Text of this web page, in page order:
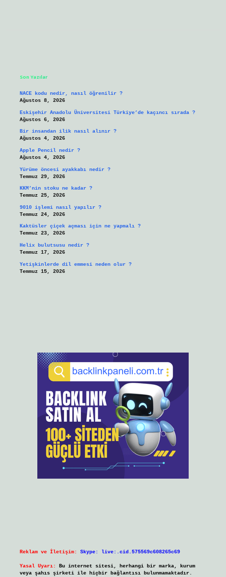
Son Yazılar
NACE kodu nedir, nasıl öğrenilir ?
Ağustos 8, 2026
Eskişehir Anadolu Üniversitesi Türkiye’de kaçıncı sırada ?
Ağustos 6, 2026
Bir insandan ilik nasıl alınır ?
Ağustos 4, 2026
Apple Pencil nedir ?
Ağustos 4, 2026
Yürüme öncesi ayakkabı nedir ?
Temmuz 29, 2026
KKM’nin stoku ne kadar ?
Temmuz 25, 2026
9010 işlemi nasıl yapılır ?
Temmuz 24, 2026
Kaktüsler çiçek açması için ne yapmalı ?
Temmuz 23, 2026
Helix bulutsusu nedir ?
Temmuz 17, 2026
Yetişkinlerde dil emmesi neden olur ?
Temmuz 15, 2026
Reklam ve İletişim: Skype: live:.cid.575569c608265c69
Yasal Uyarı:
Bu internet sitesi, herhangi bir marka, kurum
veya şahıs şirketi ile hiçbir bağlantısı bulunmamaktadır.